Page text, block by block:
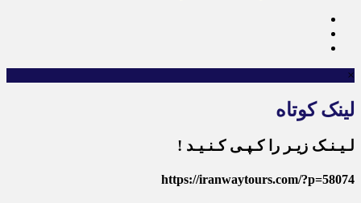
×
لینک کوتاه
لـیـنـک زیـر را کـپـی کـنـیـد !
https://iranwaytours.com/?p=58074